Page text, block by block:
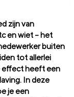
zijn van
en wiet – het
buiten
tot allerlei
effect heeft een
In deze
je een